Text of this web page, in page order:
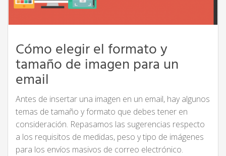
Cómo elegir el formato y
tamaño de imagen para un
email
Antes de insertar una imagen en un email, hay algunos
temas de tamaño y formato que debes tener en
consideración. Repasamos las sugerencias respecto
a los requisitos de medidas, peso y tipo de imágenes
para los envíos masivos de correo electrónico.